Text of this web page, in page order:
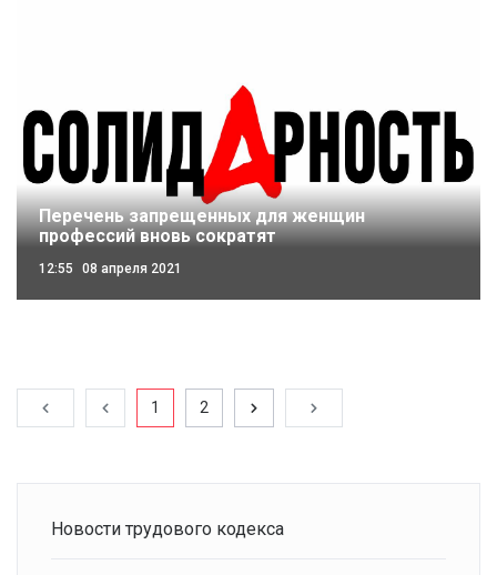
Перечень запрещенных для женщин
профессий вновь сократят
12:55 08 апреля 2021
1 2
Новости трудового кодекса